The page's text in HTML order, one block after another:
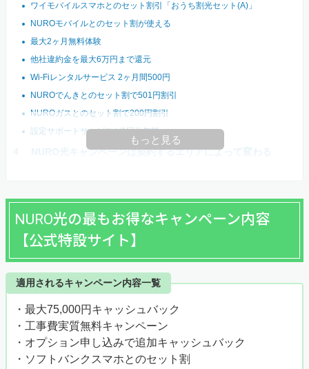
ワイモバイルスマホとのセット割引「おうち割光セット(A)」
NUROモバイルとのセット割が使える
最大2ヶ月無料体験
他社違約金を最大6万円まで還元
Wi-Fiレンタルサービス 2ヶ月間500円
NUROでんきとのセット割で501円割引
NUROガスとのセット割で200円割引
設定サポートサービスが1回分無料
NURO光キャンペーンは契約するエリアによって変わる
もっと見る
NURO光の最もお得なキャンペーン内容
【公式特設サイト】
適用されるキャンペーン内容一覧
・最大75,000円キャッシュバック
・工事費実質無料キャンペーン
・オプション申し込みで追加キャッシュバック
・ソフトバンクスマホとのセット割